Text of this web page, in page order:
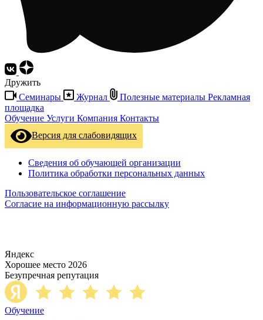
Дружить
Семинары
Журнал Полезные материалы Рекламная
площадка
Обучение Услуги Компания Контакты
Версия для слабовидящих
Сведения об обучающей организации
Политика обработки персональных данных
Пользовательское соглашение
Согласие на информационную рассылку
Яндекс
Хорошее место 2026
Безупречная репутация
Обучение